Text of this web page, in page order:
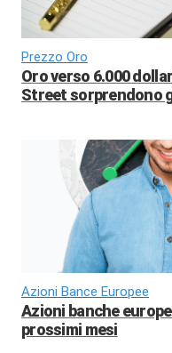
Prezzo Oro
Oro verso 6.000
Street sorprendono
Azioni Bance Europee
Azioni banche
prossimi mesi